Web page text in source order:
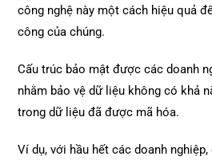
công nghệ này một cách hiệu quả
công của chúng.
Cấu trúc bảo mật được các doanh
nhằm bảo vệ dữ liệu không có khả
trong dữ liệu đã được mã hóa.
Ví dụ, với hầu hết các doanh